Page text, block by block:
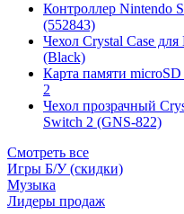
Контроллер Nintendo
(552843)
Чехол Сrystal Сase
(Black)
Карта памяти
2
Чехол прозрачный
Switch 2 (GNS-822)
Смотреть все
Игры Б/У (скидки)
Музыка
Лидеры продаж